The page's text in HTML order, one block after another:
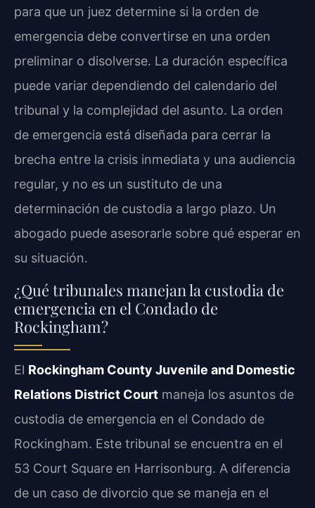
para que un juez determine si la orden de
emergencia debe convertirse en una orden
preliminar o disolverse. La duración específica
puede variar dependiendo del calendario del
tribunal y la complejidad del asunto. La orden
de emergencia está diseñada para cerrar la
brecha entre la crisis inmediata y una audiencia
regular, y no es un sustituto de una
determinación de custodia a largo plazo. Un
abogado puede asesorarle sobre qué esperar en
su situación.
¿Qué tribunales manejan la custodia de
emergencia en el Condado de
Rockingham?
El Rockingham County Juvenile and Domestic
Relations District Court maneja los asuntos de
custodia de emergencia en el Condado de
Rockingham. Este tribunal se encuentra en el
53 Court Square en Harrisonburg. A diferencia
de un caso de divorcio que se maneja en el